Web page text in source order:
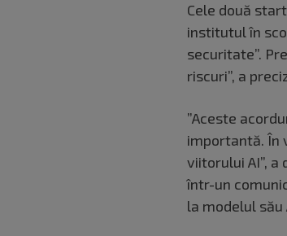
Cele două
institutul în
securitate”.
riscuri”, a
”Aceste
importantă. În
viitorului AI”,
într-un
la modelul său